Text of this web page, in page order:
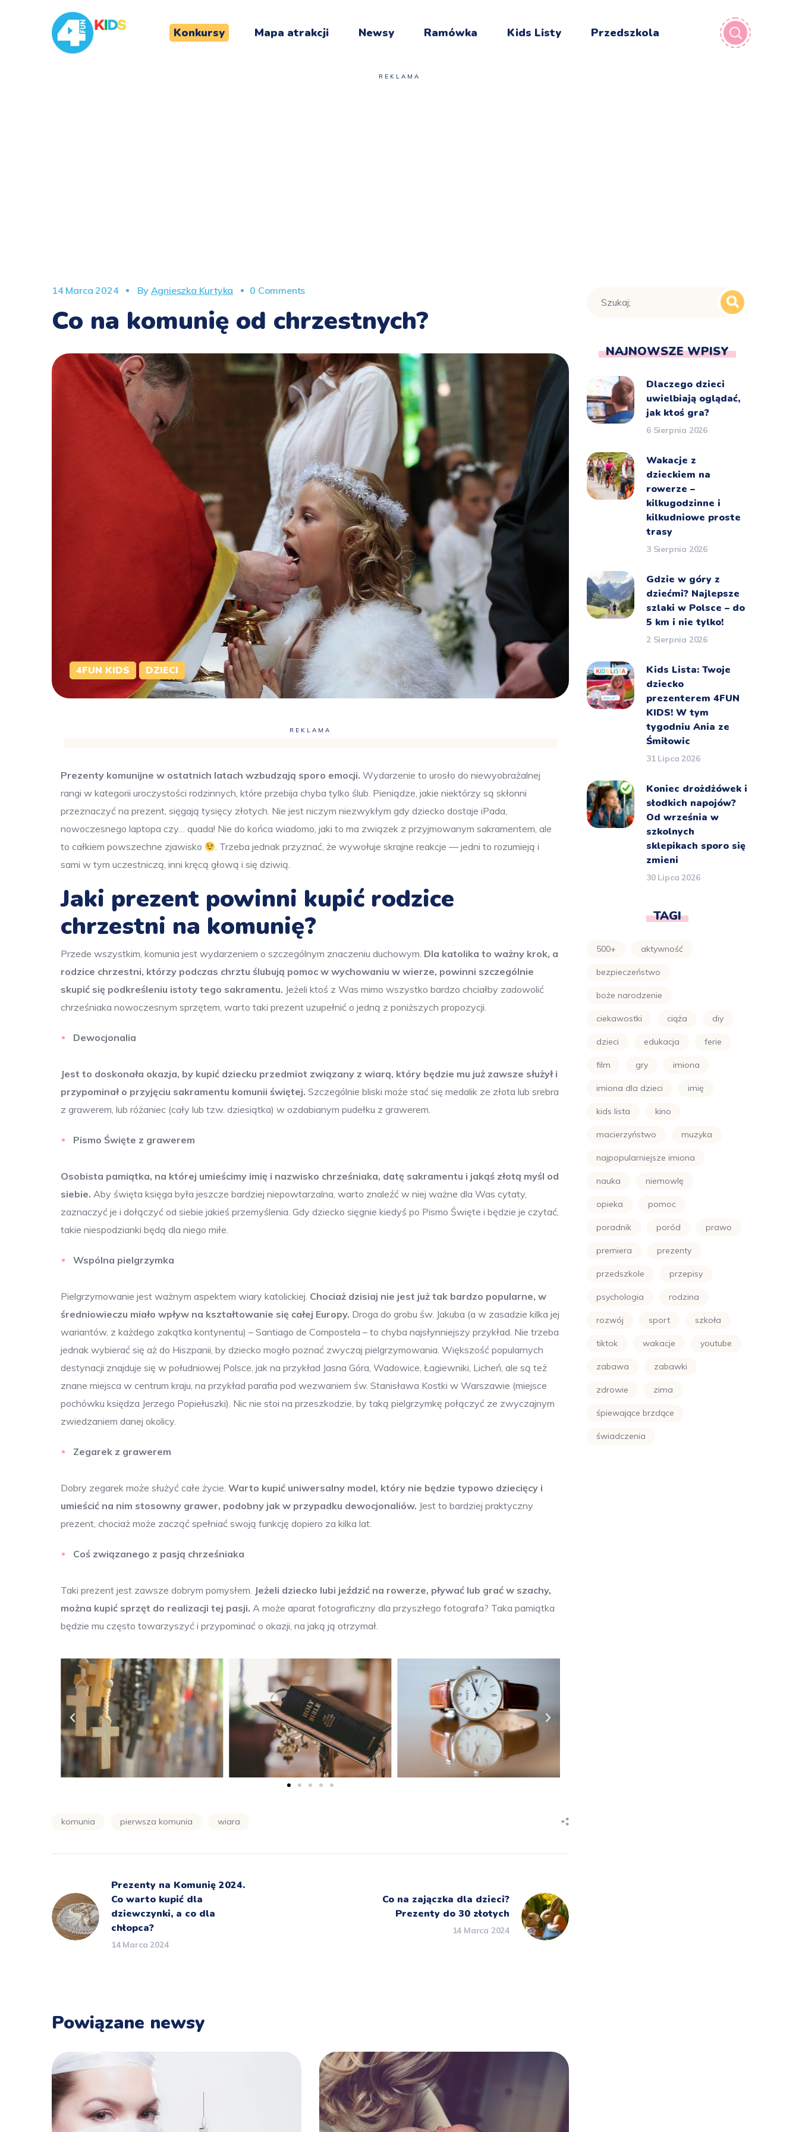
Konkursy Mapa atrakcji Newsy Ramówka Kids Listy Przedszkola
REKLAMA
14 Marca 2024 By Agnieszka Kurtyka 0 Comments
Co na komunię od chrzestnych?
4FUN KIDS DZIECI
REKLAMA
Prezenty komunijne w ostatnich latach wzbudzają sporo emocji. Wydarzenie to urosło do niewyobrażalnej
rangi w kategorii uroczystości rodzinnych, które przebija chyba tylko ślub. Pieniądze, jakie niektórzy są skłonni
przeznaczyć na prezent, sięgają tysięcy złotych. Nie jest niczym niezwykłym gdy dziecko dostaje iPada,
nowoczesnego laptopa czy… quada! Nie do końca wiadomo, jaki to ma związek z przyjmowanym sakramentem, ale
to całkiem powszechne zjawisko
. Trzeba jednak przyznać, że wywołuje skrajne reakcje — jedni to rozumieją i
sami w tym uczestniczą, inni kręcą głową i się dziwią.
Jaki prezent powinni kupić rodzice
chrzestni na komunię?
Przede wszystkim, komunia jest wydarzeniem o szczególnym znaczeniu duchowym. Dla katolika to ważny krok, a
rodzice chrzestni, którzy podczas chrztu ślubują pomoc w wychowaniu w wierze, powinni szczególnie
skupić się podkreśleniu istoty tego sakramentu. Jeżeli ktoś z Was mimo wszystko bardzo chciałby zadowolić
chrześniaka nowoczesnym sprzętem, warto taki prezent uzupełnić o jedną z poniższych propozycji.
Dewocjonalia
Jest to doskonała okazja, by kupić dziecku przedmiot związany z wiarą, który będzie mu już zawsze służył i
przypominał o przyjęciu sakramentu komunii świętej. Szczególnie bliski może stać się medalik ze złota lub srebra
z grawerem, lub różaniec (cały lub tzw. dziesiątka) w ozdabianym pudełku z grawerem.
Pismo Święte z grawerem
Osobista pamiątka, na której umieścimy imię i nazwisko chrześniaka, datę sakramentu i jakąś złotą myśl od
siebie. Aby święta księga była jeszcze bardziej niepowtarzalna, warto znaleźć w niej ważne dla Was cytaty,
zaznaczyć je i dołączyć od siebie jakieś przemyślenia. Gdy dziecko sięgnie kiedyś po Pismo Święte i będzie je czytać,
takie niespodzianki będą dla niego miłe.
Wspólna pielgrzymka
Pielgrzymowanie jest ważnym aspektem wiary katolickiej. Chociaż dzisiaj nie jest już tak bardzo popularne, w
średniowieczu miało wpływ na kształtowanie się całej Europy. Droga do grobu św. Jakuba (a w zasadzie kilka jej
wariantów, z każdego zakątka kontynentu) – Santiago de Compostela – to chyba najsłynniejszy przykład. Nie trzeba
jednak wybierać się aż do Hiszpanii, by dziecko mogło poznać zwyczaj pielgrzymowania. Większość popularnych
destynacji znajduje się w południowej Polsce, jak na przykład Jasna Góra, Wadowice, Łagiewniki, Licheń, ale są też
znane miejsca w centrum kraju, na przykład parafia pod wezwaniem św. Stanisława Kostki w Warszawie (miejsce
pochówku księdza Jerzego Popiełuszki). Nic nie stoi na przeszkodzie, by taką pielgrzymkę połączyć ze zwyczajnym
zwiedzaniem danej okolicy.
Zegarek z grawerem
Dobry zegarek może służyć całe życie. Warto kupić uniwersalny model, który nie będzie typowo dziecięcy i
umieścić na nim stosowny grawer, podobny jak w przypadku dewocjonaliów. Jest to bardziej praktyczny
prezent, chociaż może zacząć spełniać swoją funkcję dopiero za kilka lat.
Coś związanego z pasją chrześniaka
Taki prezent jest zawsze dobrym pomysłem. Jeżeli dziecko lubi jeździć na rowerze, pływać lub grać w szachy,
można kupić sprzęt do realizacji tej pasji. A może aparat fotograficzny dla przyszłego fotografa? Taka pamiątka
będzie mu często towarzyszyć i przypominać o okazji, na jaką ją otrzymał.
komunia pierwsza komunia wiara
Prezenty na Komunię 2024.
Co warto kupić dla
dziewczynki, a co dla
chłopca?
14 Marca 2024
Co na zajączka dla dzieci?
Prezenty do 30 złotych
14 Marca 2024
Powiązane newsy
NAJNOWSZE WPISY
Dlaczego dzieci
uwielbiają oglądać,
jak ktoś gra?
6 Sierpnia 2026
Wakacje z
dzieckiem na
rowerze –
kilkugodzinne i
kilkudniowe proste
trasy
3 Sierpnia 2026
Gdzie w góry z
dziećmi? Najlepsze
szlaki w Polsce – do
5 km i nie tylko!
2 Sierpnia 2026
Kids Lista: Twoje
dziecko
prezenterem 4FUN
KIDS! W tym
tygodniu Ania ze
Śmiłowic
31 Lipca 2026
Koniec drożdżówek i
słodkich napojów?
Od września w
szkolnych
sklepikach sporo się
zmieni
30 Lipca 2026
TAGI
500+ aktywność
bezpieczeństwo
boże narodzenie
ciekawostki ciąża diy
dzieci edukacja ferie
film gry imiona
imiona dla dzieci imię
kids lista kino
macierzyństwo muzyka
najpopularniejsze imiona
nauka niemowlę
opieka pomoc
poradnik poród prawo
premiera prezenty
przedszkole przepisy
psychologia rodzina
rozwój sport szkoła
tiktok wakacje youtube
zabawa zabawki
zdrowie zima
śpiewające brzdące
świadczenia